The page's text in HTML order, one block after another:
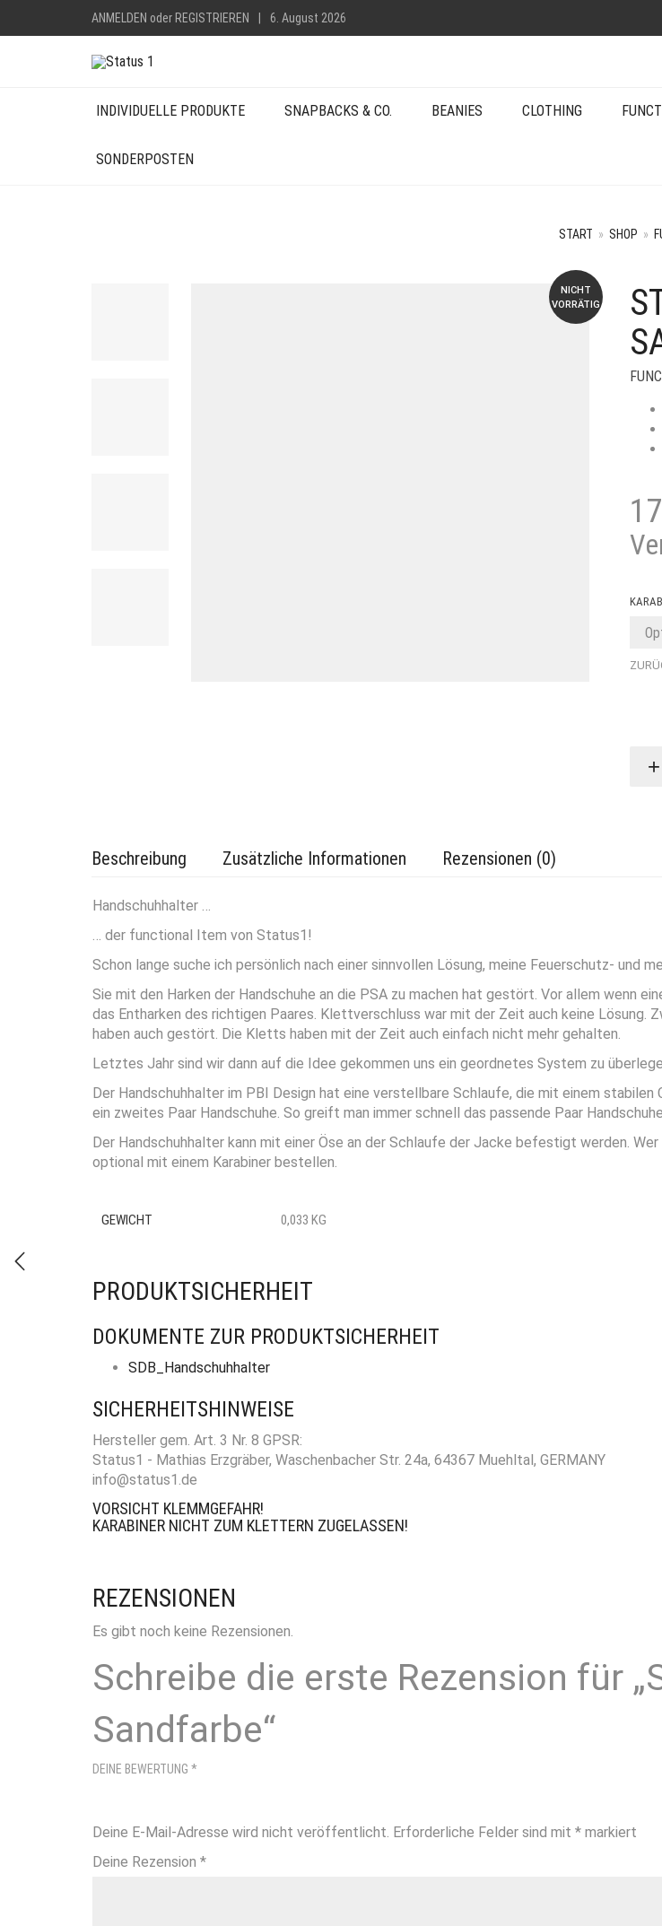
ANMELDEN oder REGISTRIEREN 6. August 2026
INDIVIDUELLE PRODUKTE SNAPBACKS & CO. BEANIES CLOTHING
SONDERPOSTEN
START » SHOP »
NICHT
VORRÄTIG
Beschreibung Zusätzliche Informationen Rezensionen (0)
Handschuhhalter …
… der functional Item von Status1!
Schon lange suche ich persönlich nach einer sinnvollen Lösung, meine Feuerschutz- und
Sie mit den Harken der Handschuhe an die PSA zu machen hat gestört. Vor allem wenn
das Entharken des richtigen Paares. Klettverschluss war mit der Zeit auch keine Lösung.
haben auch gestört. Die Kletts haben mit der Zeit auch einfach nicht mehr gehalten.
Letztes Jahr sind wir dann auf die Idee gekommen uns ein geordnetes System zu
Der Handschuhhalter im PBI Design hat eine verstellbare Schlaufe, die mit einem
ein zweites Paar Handschuhe. So greift man immer schnell das passende Paar
Der Handschuhhalter kann mit einer Öse an der Schlaufe der Jacke befestigt werden.
optional mit einem Karabiner bestellen.
GEWICHT 0,033 KG
PRODUKTSICHERHEIT
DOKUMENTE ZUR PRODUKTSICHERHEIT
SDB_Handschuhhalter
SICHERHEITSHINWEISE
Hersteller gem. Art. 3 Nr. 8 GPSR:
Status1 - Mathias Erzgräber, Waschenbacher Str. 24a, 64367 Muehltal, GERMANY
info@status1.de
VORSICHT KLEMMGEFAHR!
KARABINER NICHT ZUM KLETTERN ZUGELASSEN!
REZENSIONEN
Es gibt noch keine Rezensionen.
Schreibe die erste Rezension für
Sandfarbe“
Deine E-Mail-Adresse wird nicht veröffentlicht. Erforderliche Felder sind mit * markiert
DEINE BEWERTUNG *
Deine Rezension *